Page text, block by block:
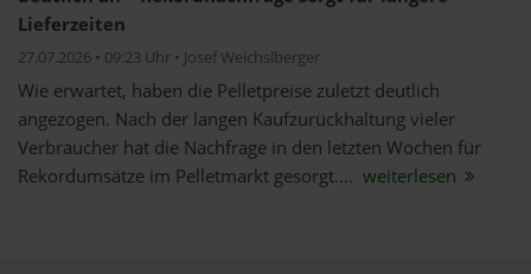
Lieferzeiten
27.07.2026 • 09:23 Uhr • Josef Weichslberger
Wie erwartet, haben die Pelletpreise zuletzt deutlich
angezogen. Nach der langen Kaufzurückhaltung vieler
Verbraucher hat die Nachfrage in den letzten Wochen für
Rekordumsätze im Pelletmarkt gesorgt.... weiterlesen